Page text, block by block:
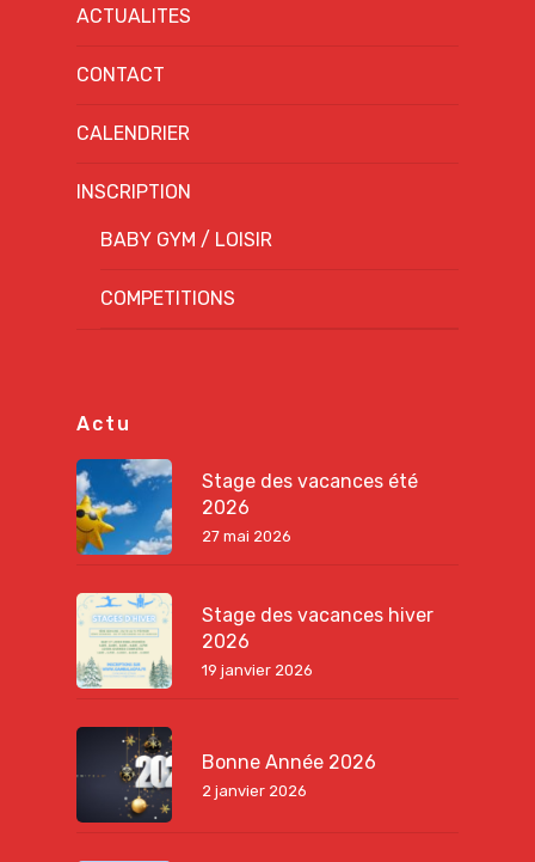
ACTUALITES
CONTACT
CALENDRIER
INSCRIPTION
BABY GYM / LOISIR
COMPETITIONS
Actu
Stage des vacances été
2026
27 mai 2026
Stage des vacances hiver
2026
19 janvier 2026
Bonne Année 2026
2 janvier 2026